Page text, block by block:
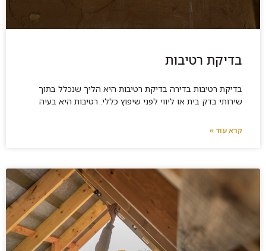
בדיקת רטיבות
בדיקת רטיבות בדירה בדיקת רטיבות היא הליך שנכלל בתוך
שירותי בדק בית או ליווי לפני שיפוץ כללי. רטיבות היא בעיה
קרא עוד »